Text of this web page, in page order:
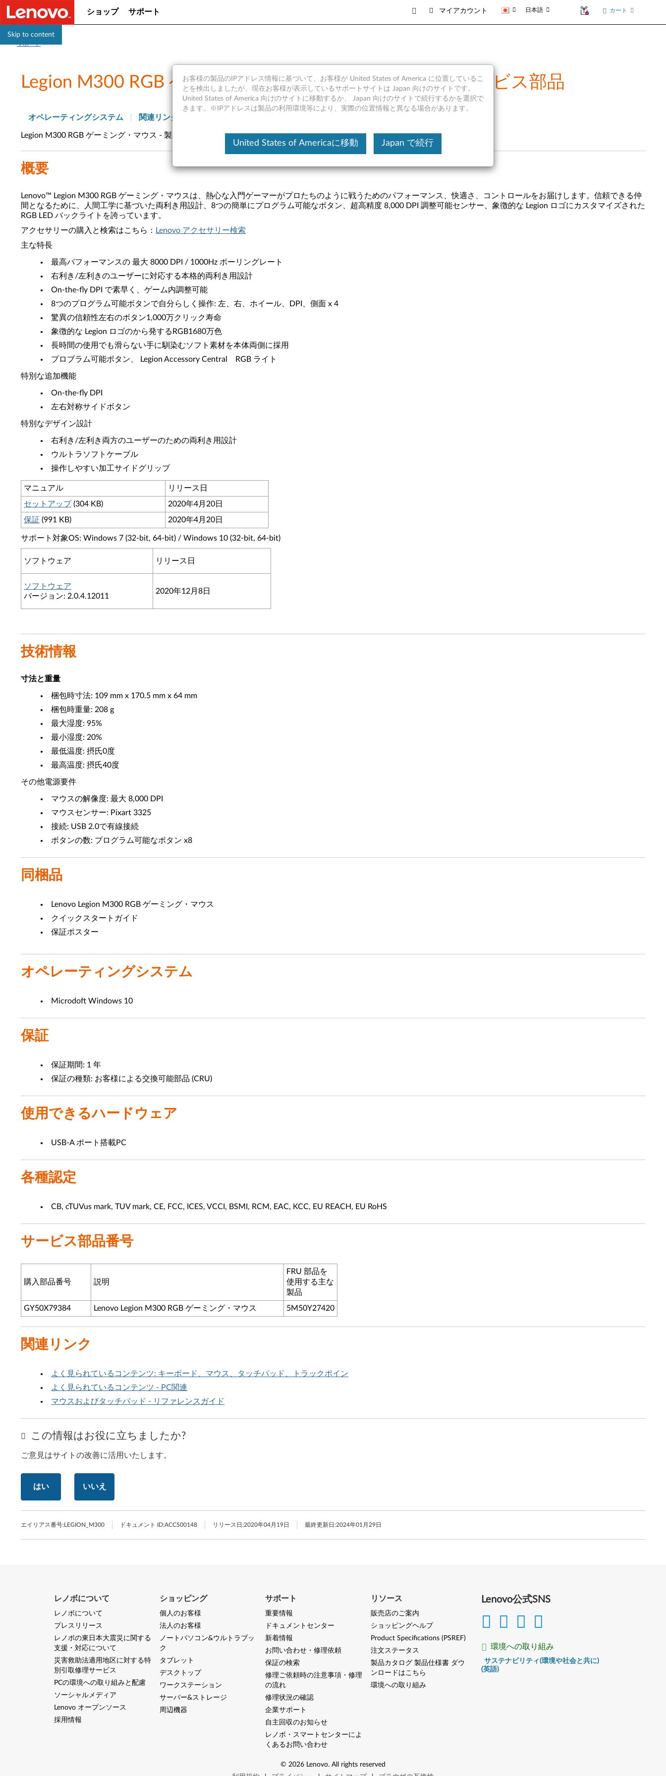
Skip to content
ショップ サポート マイアカウント 日本語 カート
サポート
Legion M300 RGB ゲーミング・マウス - 製品の概要とサービス部品
オペレーティングシステム 関連リンク
Legion M300 RGB ゲーミング・マウス - 製品の概要とサービス部品
概要
Lenovo™ Legion M300 RGB ゲーミング・マウスは、熱心な入門ゲーマーがプロたちのように戦うためのパフォーマンス、快適さ、コントロールをお届けします。信頼できる仲
間となるために、人間工学に基づいた両利き用設計、8つの簡単にプログラム可能なボタン、超高精度 8,000 DPI 調整可能センサー、象徴的な Legion ロゴにカスタマイズされた
RGB LED バックライトを誇っています。
アクセサリーの購入と検索はこちら：
Lenovo アクセサリー検索
主な特長
最高パフォーマンスの 最大 8000 DPI / 1000Hz ポーリングレート
右利き/左利きのユーザーに対応する本格的両利き用設計
On-the-fly DPI で素早く、ゲーム内調整可能
8つのプログラム可能ボタンで自分らしく操作: 左、右、ホイール、DPI、側面 x 4
驚異の信頼性左右のボタン1,000万クリック寿命
象徴的な Legion ロゴのから発するRGB1680万色
長時間の使用でも滑らない手に馴染むソフト素材を本体両側に採用
プロブラム可能ボタン、 Legion Accessory Central RGB ライト
特別な追加機能
On-the-fly DPI
左右対称サイドボタン
特別なデザイン設計
右利き/左利き両方のユーザーのための両利き用設計
ウルトラソフトケーブル
操作しやすい加工サイドグリップ
マニュアル
リリース日
セットアップ (304 KB)
2020年4月20日
保証 (991 KB) 2020年4月20日
サポート対象OS: Windows 7 (32-bit, 64-bit) / Windows 10 (32-bit, 64-bit)
ソフトウェア リリース日
ソフトウェア
バージョン: 2.0.4.12011
2020年12月8日
技術情報
寸法と重量
梱包時寸法: 109 mm x 170.5 mm x 64 mm
梱包時重量: 208 g
最大湿度: 95%
最小湿度: 20%
最低温度: 摂氏0度
最高温度: 摂氏40度
その他電源要件
マウスの解像度: 最大 8,000 DPI
マウスセンサー: Pixart 3325
接続: USB 2.0で有線接続
ボタンの数: プログラム可能なボタン x8
同梱品
Lenovo Legion M300 RGB ゲーミング・マウス
クイックスタートガイド
保証ポスター
オペレーティングシステム
Microdoft Windows 10
保証
保証期間: 1 年
保証の種類: お客様による交換可能部品 (CRU)
使用できるハードウェア
USB-A ポート搭載PC
各種認定
CB, cTUVus mark, TUV mark, CE, FCC, ICES, VCCI, BSMI, RCM, EAC, KCC, EU REACH, EU RoHS
サービス部品番号
購入部品番号 説明
FRU 部品を
使用する主な
製品
GY50X79384
Lenovo Legion M300 RGB ゲーミング・マウス 5M50Y27420
関連リンク
よく見られているコンテンツ: キーボード、マウス、タッチパッド、トラックポイン
よく見られているコンテンツ - PC関連
マウスおよびタッチパッド - リファレンスガイド
この情報はお役に立ちましたか?
ご意見はサイトの改善に活用いたします。
はい いいえ
エイリアス番号:LEGION_M300 ドキュメント ID:ACC500148 リリース日:2020年04月19日 最終更新日:2024年01月29日
Lenovo公式SNS
環境への取り組み
サステナビリティ(環境や社会と共に)
(英語)
お客様の製品のIPアドレス情報に基づいて、お客様が United States of America に位置しているこ
とを検出しましたが、現在お客様が表示しているサポートサイトは Japan 向けのサイトです。
United States of America 向けのサイトに移動するか、 Japan 向けのサイトで続行するかを選択で
きます。※IPアドレスは製品の利用環境等により、実際の位置情報と異なる場合があります。
United States of Americaに移動 Japan で続行
レノボについて
レノボについて
プレスリリース
レノボの東日本大震災に関する
支援・対応について
災害救助法適用地区に対する特
別引取修理サービス
PCの環境への取り組みと配慮
ソーシャルメディア
Lenovo オープンソース
採用情報
ショッピング
個人のお客様
法人のお客様
ノートパソコン&ウルトラブッ
ク
タブレット
デスクトップ
ワークステーション
サーバー&ストレージ
周辺機器
サポート
重要情報
ドキュメントセンター
新着情報
お問い合わせ・修理依頼
保証の検索
修理ご依頼時の注意事項・修理
の流れ
修理状況の確認
企業サポート
自主回収のお知らせ
レノボ・スマートセンターによ
くあるお問い合わせ
リソース
販売店のご案内
ショッピングヘルプ
Product Specifications (PSREF)
注文ステータス
製品カタログ 製品仕様書 ダウ
ンロードはこちら
環境への取り組み
© 2026 Lenovo. All rights reserved